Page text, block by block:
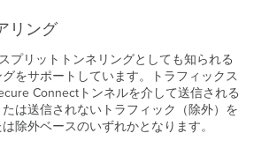
リング
プリットトンネリングとしても知られる
をサポートしています。トラフィックス
Connectトンネルを介して送信される
は送信されないトラフィック（除外）を
除外ベースのいずれかとなります。